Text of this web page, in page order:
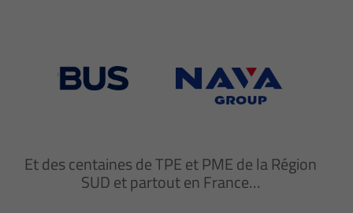
Et des centaines de TPE et PME de la Région
SUD et partout en France…